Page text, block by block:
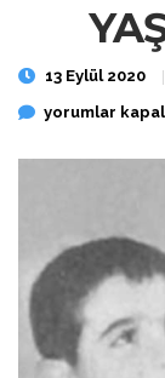
13 Eylül 2020
GALATA
yorumlar